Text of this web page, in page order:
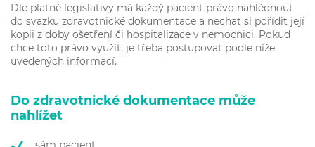
Dle platné legislativy má každý pacient právo nahlédnout
do svazku zdravotnické dokumentace a nechat si pořídit její
kopii z doby ošetření či hospitalizace v nemocnici. Pokud
chce toto právo využít, je třeba postupovat podle níže
uvedených informací.
Do zdravotnické dokumentace může
nahlížet